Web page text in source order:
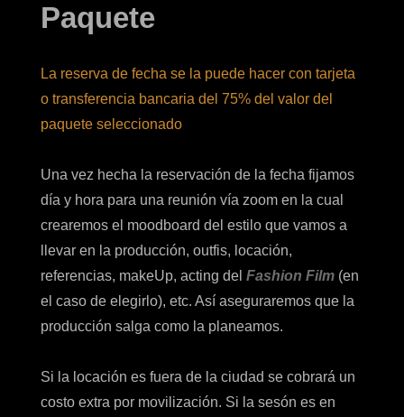
Paquete
La reserva de fecha se la puede hacer con tarjeta
o transferencia bancaria del 75% del valor del
paquete seleccionado
Una vez hecha la reservación de la fecha fijamos
día y hora para una reunión vía zoom en la cual
crearemos el moodboard del estilo que vamos a
llevar en la producción, outfis, locación,
referencias, makeUp, acting del Fashion Film (en
el caso de elegirlo), etc. Así aseguraremos que la
producción salga como la planeamos.
Si la locación es fuera de la ciudad se cobrará un
costo extra por movilización. Si la sesón es en